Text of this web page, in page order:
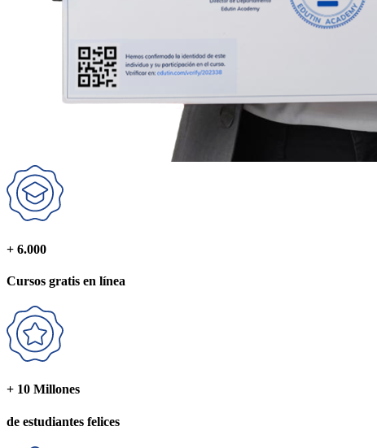
+ 6.000
Cursos gratis en línea
+ 10 Millones
de estudiantes felices